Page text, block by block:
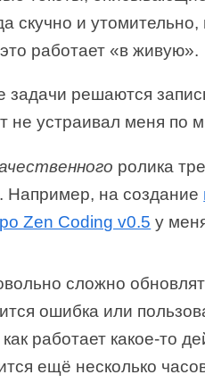
скучно и утомительно,
работает «в живую».
задачи решаются
не устраивал меня по
ролика
Например, на создание
Zen Coding v0.5 у
сложно
ошибка или
работает какое-то
ещё несколько